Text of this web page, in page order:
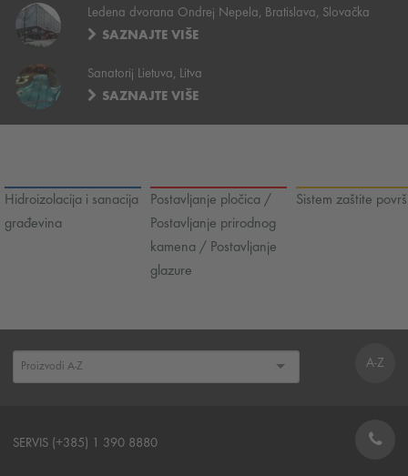
Ledena dvorana Ondrej Nepela, Bratislava, Slovačka
SAZNAJTE VIŠE
Sanatorij Lietuva, Litva
SAZNAJTE VIŠE
Hidroizolacija i sanacija
građevina
Postavljanje pločica /
Postavljanje prirodnog
kamena / Postavljanje
glazure
Sistem zaštite
A-Z
SERVIS (+385) 1 390 8880